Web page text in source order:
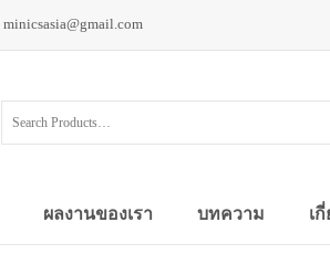
minicsasia@gmail.com
ผลงานของเรา บทความ เ